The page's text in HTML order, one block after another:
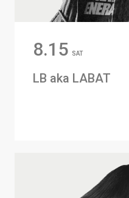
LB aka LABAT
8.15 SAT